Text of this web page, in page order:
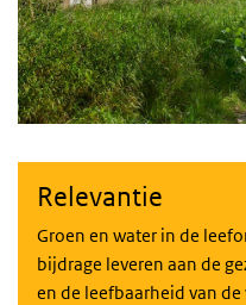
Relevantie
Groen en water in de
bijdrage leveren aan de
en de leefbaarheid van